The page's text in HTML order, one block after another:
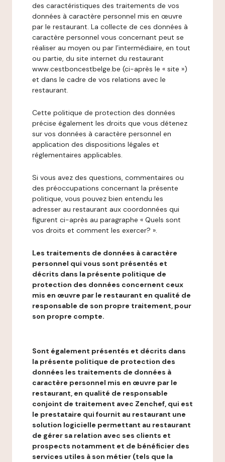
des caractéristiques des traitements de vos
données à caractère personnel mis en œuvre
par le restaurant. La collecte de ces données à
caractère personnel vous concernant peut se
réaliser au moyen ou par l’intermédiaire, en tout
ou partie, du site internet du restaurant
www.cestboncestbelge.be (ci-après le « site »)
et dans le cadre de vos relations avec le
restaurant.
Cette politique de protection des données
précise également les droits que vous détenez
sur vos données à caractère personnel en
application des dispositions légales et
réglementaires applicables.
Si vous avez des questions, commentaires ou
des préoccupations concernant la présente
politique, vous pouvez bien entendu les
adresser au restaurant aux coordonnées qui
figurent ci-après au paragraphe « Quels sont
vos droits et comment les exercer? ».
Les traitements de données à caractère
personnel qui vous sont présentés et
décrits dans la présente politique de
protection des données concernent ceux
mis en œuvre par le restaurant en qualité de
responsable de son propre traitement, pour
son propre compte.
Sont également présentés et décrits dans
la présente politique de protection des
données les traitements de données à
caractère personnel mis en œuvre par le
restaurant, en qualité de responsable
conjoint de traitement avec Zenchef, qui est
le prestataire qui fournit au restaurant une
solution logicielle permettant au restaurant
de gérer sa relation avec ses clients et
prospects notamment et de bénéficier des
services utiles à son métier (tels que la